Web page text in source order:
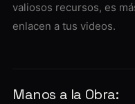
valiosos recursos, es
enlacen a tus videos.
Manos a la Obra: